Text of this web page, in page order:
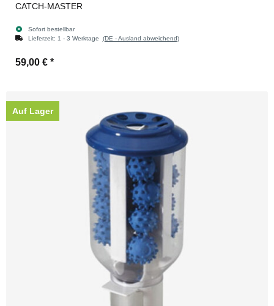
CATCH-MASTER
Sofort bestellbar
Lieferzeit: 1 - 3 Werktage (DE - Ausland abweichend)
59,00 € *
Auf Lager